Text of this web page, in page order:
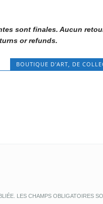
sont finales. Aucun
or refunds.
BOUTIQUE D'ART, DE
LES CHAMPS OBLIGATOIRES